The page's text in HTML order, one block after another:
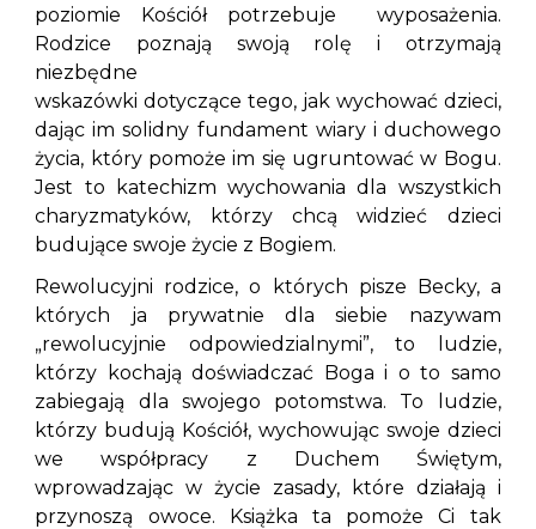
poziomie Kościół potrzebuje wyposażenia.
Rodzice poznają swoją rolę i otrzymają
niezbędne
wskazówki dotyczące tego, jak wychować dzieci,
dając im solidny fundament wiary i duchowego
życia, który pomoże im się ugruntować w Bogu.
Jest to katechizm wychowania dla wszystkich
charyzmatyków, którzy chcą widzieć dzieci
budujące swoje życie z Bogiem.
Rewolucyjni rodzice, o których pisze Becky, a
których ja prywatnie dla siebie nazywam
„rewolucyjnie odpowiedzialnymi”, to ludzie,
którzy kochają doświadczać Boga i o to samo
zabiegają dla swojego potomstwa. To ludzie,
którzy budują Kościół, wychowując swoje dzieci
we współpracy z Duchem Świętym,
wprowadzając w życie zasady, które działają i
przynoszą owoce. Książka ta pomoże Ci tak